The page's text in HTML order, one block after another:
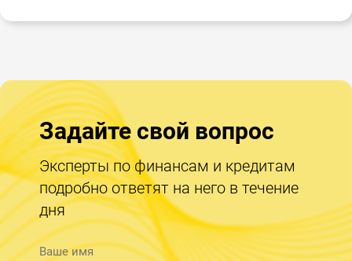
Задайте свой вопрос
Эксперты по финансам и кредитам
подробно ответят на него в течение
дня